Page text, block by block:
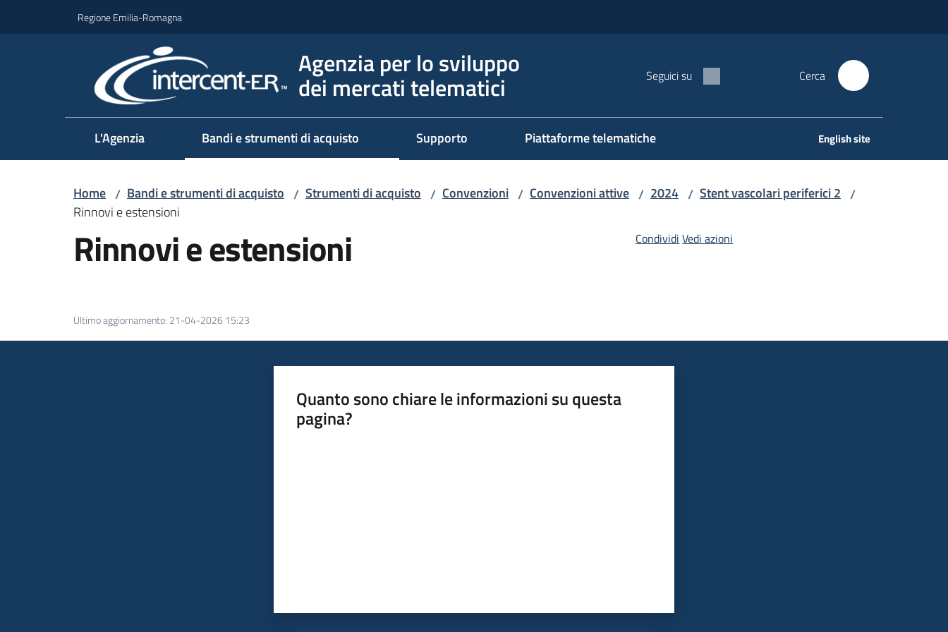
Regione Emilia-Romagna
Agenzia per lo sviluppo
dei mercati telematici Seguici su Cerca
L'Agenzia Bandi e strumenti di acquisto Supporto Piattaforme telematiche English site
Home / Bandi e strumenti di acquisto / Strumenti di acquisto / Convenzioni / Convenzioni attive / 2024 / Stent vascolari periferici 2 /
Rinnovi e estensioni
Rinnovi e estensioni Condividi Vedi azioni
Ultimo aggiornamento: 21-04-2026 15:23
Quanto sono chiare le informazioni su questa
pagina?